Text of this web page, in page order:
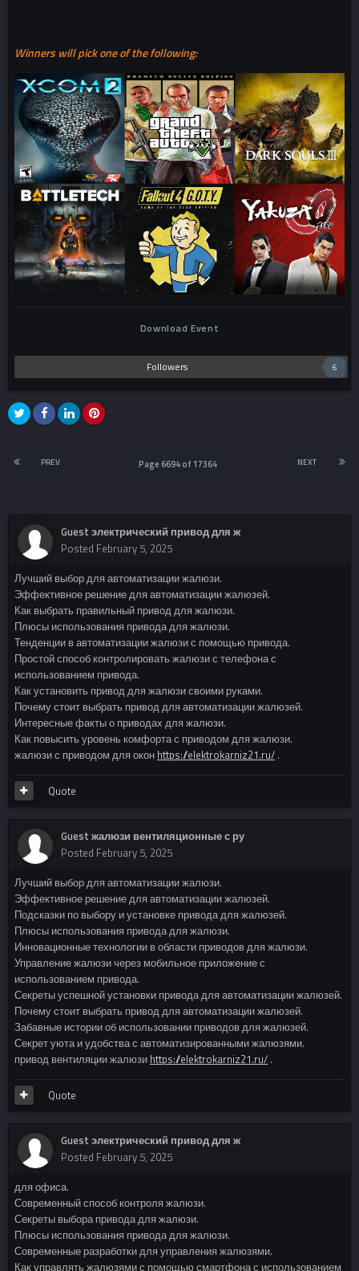
Winners will pick one of the following:
Download Event
Followers 6
PREV NEXT
Page 6694 of 17364
Guest электрический привод для ж
Posted February 5, 2025
Лучший выбор для автоматизации жалюзи.
Эффективное решение для автоматизации жалюзей.
Как выбрать правильный привод для жалюзи.
Плюсы использования привода для жалюзи.
Тенденции в автоматизации жалюзи с помощью привода.
Простой способ контролировать жалюзи с телефона с
использованием привода.
Как установить привод для жалюзи своими руками.
Почему стоит выбрать привод для автоматизации жалюзей.
Интересные факты о приводах для жалюзи.
Как повысить уровень комфорта с приводом для жалюзи.
жалюзи с приводом для окон https://elektrokarniz21.ru/ .
Quote
Guest жалюзи вентиляционные с ру
Posted February 5, 2025
Лучший выбор для автоматизации жалюзи.
Эффективное решение для автоматизации жалюзей.
Подсказки по выбору и установке привода для жалюзей.
Плюсы использования привода для жалюзи.
Инновационные технологии в области приводов для жалюзи.
Управление жалюзи через мобильное приложение с
использованием привода.
Секреты успешной установки привода для автоматизации жалюзей.
Почему стоит выбрать привод для автоматизации жалюзей.
Забавные истории об использовании приводов для жалюзей.
Секрет уюта и удобства с автоматизированными жалюзями.
привод вентиляции жалюзи https://elektrokarniz21.ru/ .
Quote
Guest электрический привод для ж
Posted February 5, 2025
для офиса.
Современный способ контроля жалюзи.
Секреты выбора привода для жалюзи.
Плюсы использования привода для жалюзи.
Современные разработки для управления жалюзями.
Как управлять жалюзями с помощью смартфона с использованием